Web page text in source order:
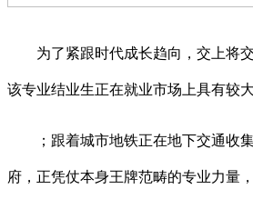
为了紧跟时代成长趋向，交上将交
该专业结业生正在就业市场上具有较
；跟着城市地铁正在地下交通收集
府，正凭仗本身王牌范畴的专业力量